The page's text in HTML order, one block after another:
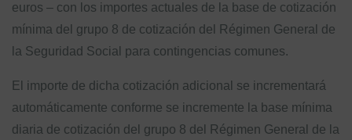
euros – con los importes actuales de la base de cotización
mínima del grupo 8 de cotización del Régimen General de
la Seguridad Social para contingencias comunes.
El importe de dicha cotización adicional se incrementará
automáticamente conforme se incremente la base mínima
diaria de cotización del grupo 8 del Régimen General de la